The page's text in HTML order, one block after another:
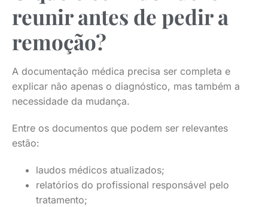
reunir antes de pedir a
remoção?
A documentação médica precisa ser completa e
explicar não apenas o diagnóstico, mas também a
necessidade da mudança.
Entre os documentos que podem ser relevantes
estão:
laudos médicos atualizados;
relatórios do profissional responsável pelo
tratamento;